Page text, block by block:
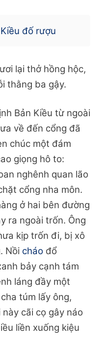
đố rượu
lại thở hồng hộc,
thằng ba gậy.
Bản Kiều từ ngoài
về đến cổng đã
chúc một đám
giọng hô to:
nghênh quan lão
cổng nha môn.
ở hai bên đường
ra ngoài trốn. Ông
kịp trốn đi, bị xô
Nồi cháo đổ
bảy cạnh tám
láng đầy một
túm lấy ông,
cãi cọ gây náo
liền xuống kiệu